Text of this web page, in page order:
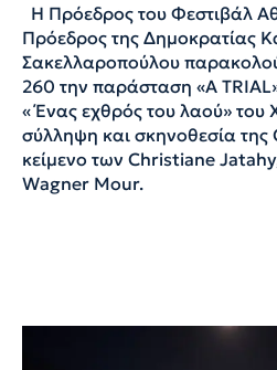
Η Πρόεδρος του Φεστιβάλ
Πρόεδρος της Δημοκρατίας
Σακελλαροπούλου
260 την παράσταση «A
« Ένας εχθρός του λαού» του
σύλληψη και σκηνοθεσία
κείμενο των Christiane
Wagner Mour.